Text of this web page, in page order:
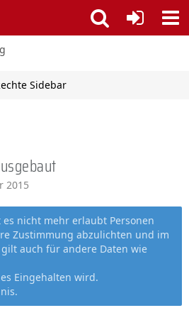
2015
es nicht mehr erlaubt Personen
Zustimmung abzulichten und im
auch für andere Daten wie
Eingehalten wird.